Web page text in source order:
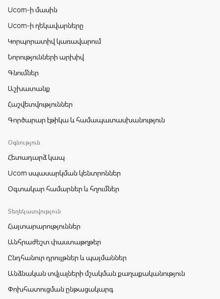
Ucom-ի մասին
Ucom-ի ղեկավարները
Կորպորատիվ կառավարում
Նորությունների արխիվ
Գնումներ
Աշխատանք
Հաշվետվություններ
Գործարար էթիկա և համապատասխանություն
Օգնություն
Հետադարձ կապ
Ucom սպասարկման կենտրոններ
Օգտակար համարներ և հղումներ
Տեղեկատվություն
Հայտարարություններ
Անհրաժեշտ փաստաթղթեր
Ընդհանուր դրույթներ և պայմաններ
Անձնական տվյալների մշակման քաղաքականություն
Փոխհատուցման ընթացակարգ